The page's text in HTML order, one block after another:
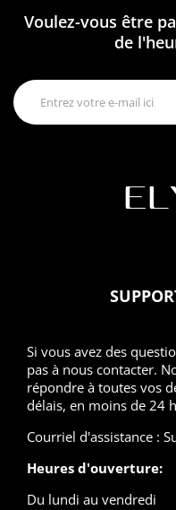
Voulez-vous être
de
Si vous avez des
pas à nous contacter.
répondre à toutes vos
délais, en moins de 24
Courriel d'assistance :
Heures d'ouverture:
Du lundi au vendredi